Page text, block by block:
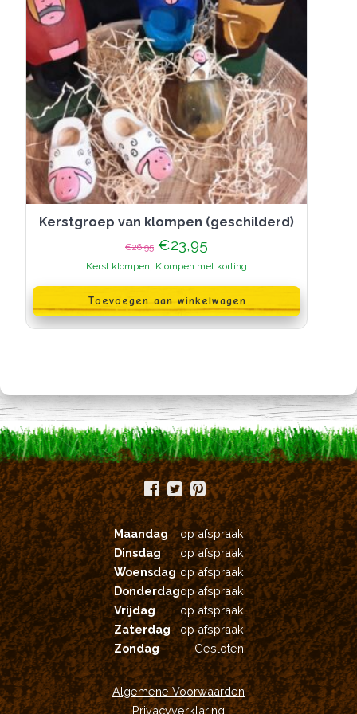
Kerstgroep van klompen (geschilderd)
€26,95 Oorspronkelijke
prijs
was:
€26,95.
€23,95
prijs
is:
€23,95.
Kerst klompen Klompen met korting
Toevoegen aan winkelwagen
Maandag
op afspraak
Dinsdag
op afspraak
Woensdag op afspraak
Donderdagop afspraak
Vrijdag
op afspraak
Zaterdag
op afspraak
Zondag
Gesloten
Algemene Voorwaarden
Privacyverklaring